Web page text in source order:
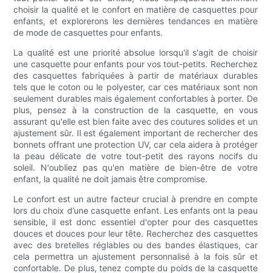
choisir la qualité et le confort en matière de casquettes pour
enfants, et explorerons les dernières tendances en matière
de mode de casquettes pour enfants.
La qualité est une priorité absolue lorsqu'il s'agit de choisir
une casquette pour enfants pour vos tout-petits. Recherchez
des casquettes fabriquées à partir de matériaux durables
tels que le coton ou le polyester, car ces matériaux sont non
seulement durables mais également confortables à porter. De
plus, pensez à la construction de la casquette, en vous
assurant qu'elle est bien faite avec des coutures solides et un
ajustement sûr. Il est également important de rechercher des
bonnets offrant une protection UV, car cela aidera à protéger
la peau délicate de votre tout-petit des rayons nocifs du
soleil. N'oubliez pas qu'en matière de bien-être de votre
enfant, la qualité ne doit jamais être compromise.
Le confort est un autre facteur crucial à prendre en compte
lors du choix d’une casquette enfant. Les enfants ont la peau
sensible, il est donc essentiel d'opter pour des casquettes
douces et douces pour leur tête. Recherchez des casquettes
avec des bretelles réglables ou des bandes élastiques, car
cela permettra un ajustement personnalisé à la fois sûr et
confortable. De plus, tenez compte du poids de la casquette